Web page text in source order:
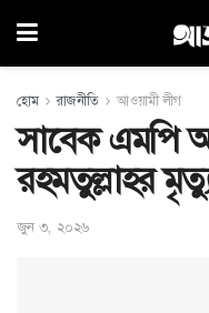
হোম রাজনীতি আওয়ামী লীগ
সাবেক এমপি
রহমতুল্লাহর
জুন ৩, ২০২৬